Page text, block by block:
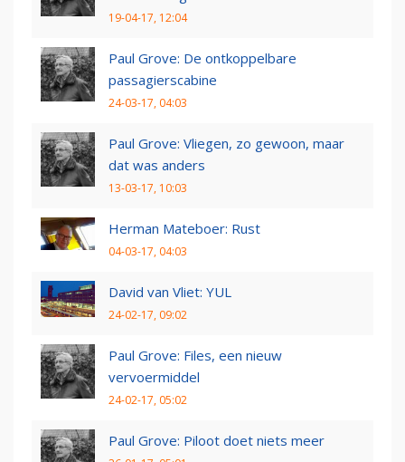
19-04-17, 12:04
Paul Grove: De ontkoppelbare
passagierscabine
24-03-17, 04:03
Paul Grove: Vliegen, zo gewoon, maar
dat was anders
13-03-17, 10:03
Herman Mateboer: Rust
04-03-17, 04:03
David van Vliet: YUL
24-02-17, 09:02
Paul Grove: Files, een nieuw
vervoermiddel
24-02-17, 05:02
Paul Grove: Piloot doet niets meer